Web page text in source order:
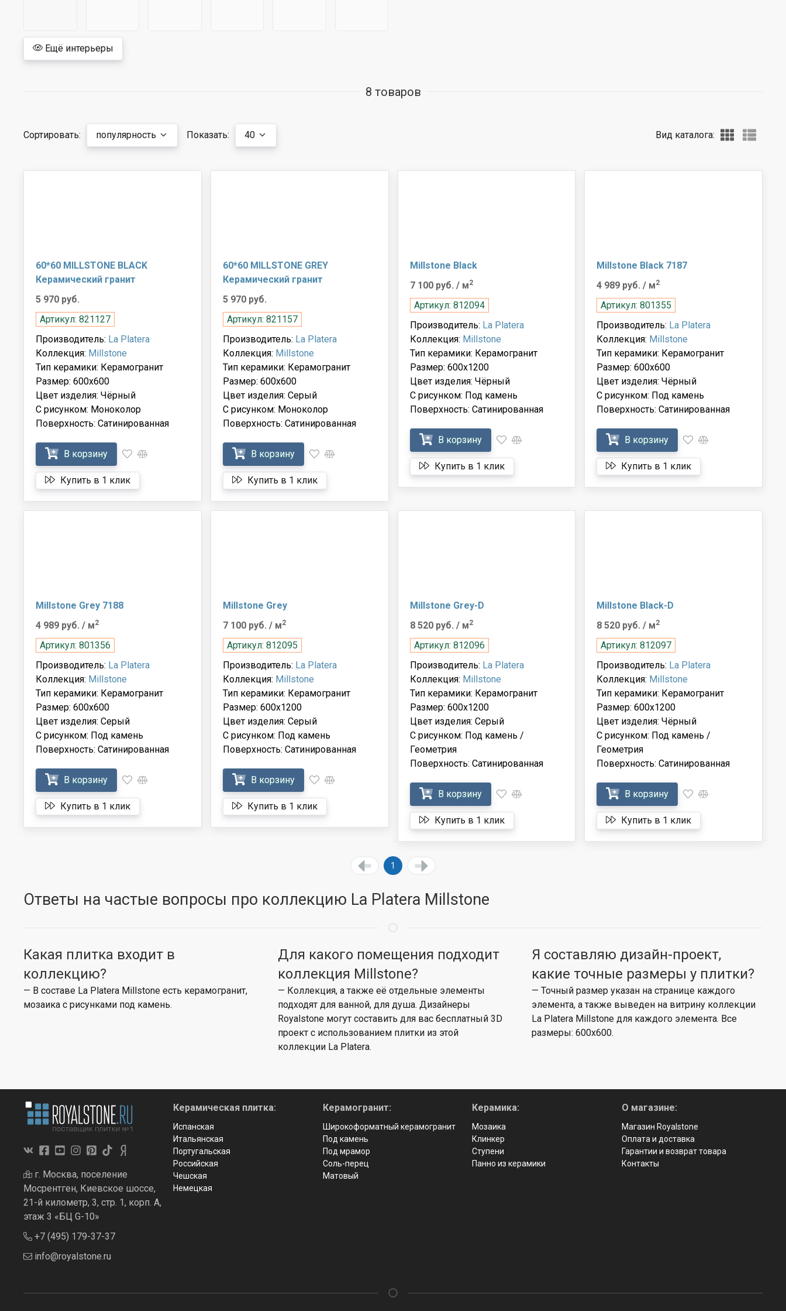
Ещё интерьеры
8 товаров
Сортировать: популярность Показать: 40 Вид каталога:
60*60 MILLSTONE BLACK
Керамический гранит
5 970 руб.
Артикул: 821127
Производитель: La Platera
Коллекция: Millstone
Тип керамики: Керамогранит
Размер: 600x600
Цвет изделия: Чёрный
С рисунком: Моноколор
Поверхность: Сатинированная
В корзину
Купить в 1 клик
60*60 MILLSTONE GREY
Керамический гранит
5 970 руб.
Артикул: 821157
Производитель: La Platera
Коллекция: Millstone
Тип керамики: Керамогранит
Размер: 600x600
Цвет изделия: Серый
С рисунком: Моноколор
Поверхность: Сатинированная
В корзину
Купить в 1 клик
Millstone Black
7 100 руб. / м2
Артикул: 812094
Производитель: La Platera
Коллекция: Millstone
Тип керамики: Керамогранит
Размер: 600x1200
Цвет изделия: Чёрный
С рисунком: Под камень
Поверхность: Сатинированная
В корзину
Купить в 1 клик
Millstone Black 7187
4 989 руб./ м2
Артикул: 801355
Производитель: La Platera
Коллекция: Millstone
Тип керамики: Керамогранит
Размер: 600x600
Цвет изделия: Чёрный
С рисунком: Под камень
Поверхность: Сатинированная
В корзину
Купить в 1 клик
Millstone Grey 7188
4 989 руб. / м2
Артикул: 801356
Производитель: La Platera
Коллекция: Millstone
Тип керамики: Керамогранит
Размер: 600x600
Цвет изделия: Серый
С рисунком: Под камень
Поверхность: Сатинированная
В корзину
Купить в 1 клик
Millstone Grey
7 100 руб. / м2
Артикул: 812095
Производитель: La Platera
Коллекция: Millstone
Тип керамики: Керамогранит
Размер: 600x1200
Цвет изделия: Серый
С рисунком: Под камень
Поверхность: Сатинированная
В корзину
Купить в 1 клик
Millstone Grey-D
8 520 руб. / м2
Артикул: 812096
Производитель: La Platera
Коллекция: Millstone
Тип керамики: Керамогранит
Размер: 600x1200
Цвет изделия: Серый
С рисунком: Под камень /
Геометрия
Поверхность: Сатинированная
В корзину
Купить в 1 клик
Millstone Black-D
8 520 руб./ м2
Артикул: 812097
Производитель: La Platera
Коллекция: Millstone
Тип керамики: Керамогранит
Размер: 600x1200
Цвет изделия: Чёрный
С рисунком: Под камень /
Геометрия
Поверхность: Сатинированная
В корзину
Купить в 1 клик
1
Ответы на частые вопросы про коллекцию La Platera Millstone
Какая плитка входит в
коллекцию?
— В составе La Platera Millstone есть керамогранит,
мозаика с рисунками под камень.
Для какого помещения подходит
коллекция Millstone?
— Коллекция, а также её отдельные элементы
подходят для ванной, для душа. Дизайнеры
Royalstone могут составить для вас бесплатный 3D
проект с использованием плитки из этой
коллекции La Platera.
Я составляю дизайн-проект,
какие точные размеры у плитки?
— Точный размер указан на странице каждого
элемента, а также выведен на витрину коллекции
La Platera Millstone для каждого элемента. Все
размеры: 600x600.
г. Москва, поселение
Мосрентген, Киевское шоссе,
21-й километр, 3, стр. 1, корп. А,
этаж 3 «БЦ G-10»
+7 (495) 179-37-37
info@royalstone.ru
Керамическая плитка:
Испанская
Итальянская
Португальская
Российская
Чешская
Немецкая
Керамогранит:
Широкоформатный керамогранит
Под камень
Под мрамор
Соль-перец
Матовый
Керамика:
Мозаика
Клинкер
Ступени
Панно из керамики
О магазине:
Магазин Royalstone
Оплата и доставка
Гарантии и возврат товара
Контакты